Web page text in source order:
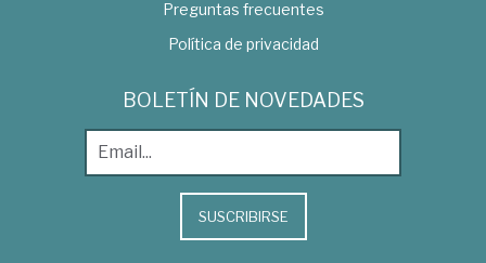
Preguntas frecuentes
Política de privacidad
BOLETÍN DE NOVEDADES
SUSCRIBIRSE